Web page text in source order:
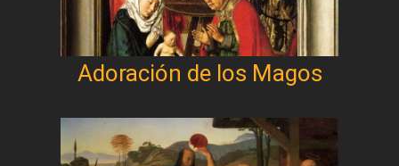
Adoración de los Magos